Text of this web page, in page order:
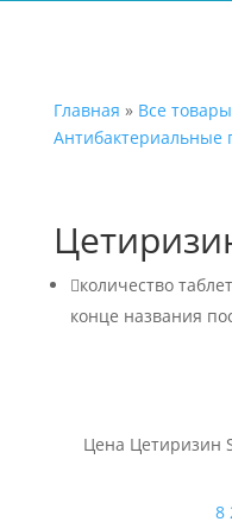
Главная » Все товары
Антибактериальные
количество
конце названия
Цена Цетиризин
8